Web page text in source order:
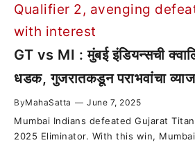
GT vs MI : मुंबई इंडियन्सची
धडक, गुजरातकडून पराभवांचा
ByMahaSatta — June 7, 2025
Mumbai Indians defeated Gujarat
2025 Eliminator. With this win,